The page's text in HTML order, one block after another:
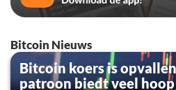
Bitcoin Nieuws
Bitcoin koers is
patroon biedt veel hoop